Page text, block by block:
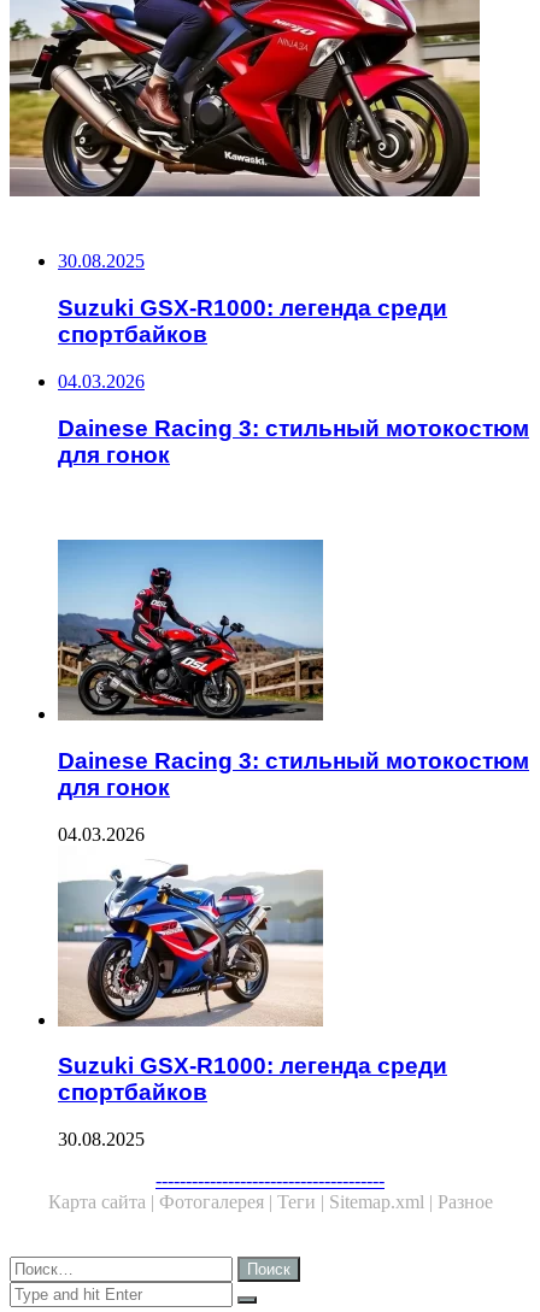
30.08.2025
Suzuki GSX-R1000: легенда среди
спортбайков
04.03.2026
Dainese Racing 3: стильный мотокостюм
для гонок
Dainese Racing 3: стильный мотокостюм
для гонок
04.03.2026
Suzuki GSX-R1000: легенда среди
спортбайков
30.08.2025
--------------------------------------
Карта сайта | Фотогалерея | Теги | Sitemap.xml | Разное
Close
Найти:
Close
Search